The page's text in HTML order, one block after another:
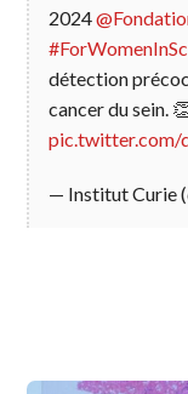
2024
détection
cancer du sein.
pic.twitter.com/
— Institut Curie